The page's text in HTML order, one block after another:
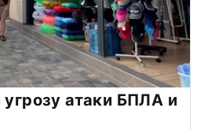
атаки БПЛА и